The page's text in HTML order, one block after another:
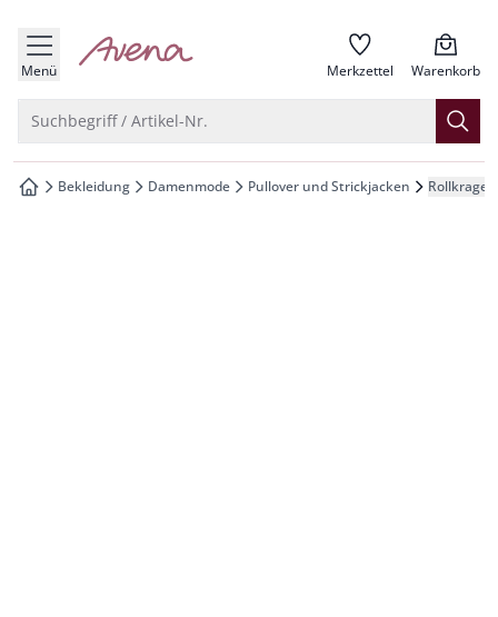
springen
springen
springen
springen
Menü zur Startseite Merkzettel Warenkorb
Suchbegriff / Artikel-Nr.
zur Startseite
Bekleidung Damenmode Pullover und Strickjacken